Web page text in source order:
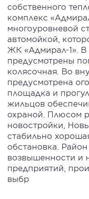
собственного
комплекс
многоуровневой
автомойкой,
ЖК «Адмирал-1».
предусмотрены
колясочная. Во
предусмотрена
площадка и
жильцов
охраной. Плюсом
новостройки,
стабильно
обстановка.
возвышенности и
предприятий,
выбр